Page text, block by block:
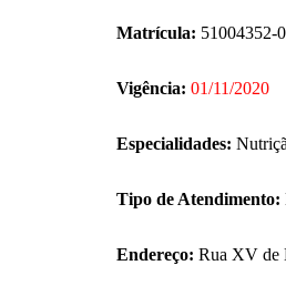
Matrícula: 51004352-0
Vigência: 01/11/2020
Especialidades:
Tipo de Atendimento:
Endereço: Rua XV de